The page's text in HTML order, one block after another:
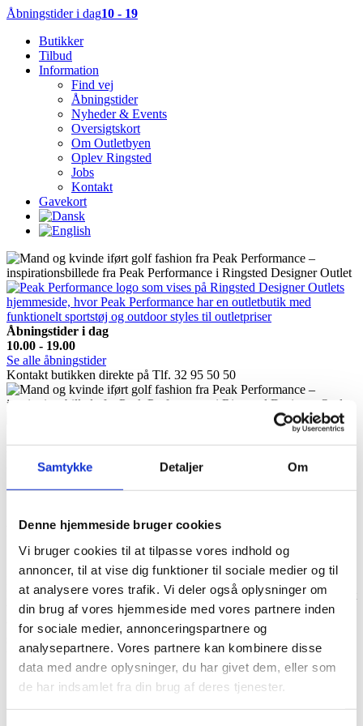
Samtykke Detaljer Om
Denne hjemmeside bruger cookies
Vi bruger cookies til at tilpasse vores indhold og
annoncer, til at vise dig funktioner til sociale medier og til
at analysere vores trafik. Vi deler også oplysninger om
din brug af vores hjemmeside med vores partnere inden
for sociale medier, annonceringspartnere og
analysepartnere. Vores partnere kan kombinere disse
data med andre oplysninger, du har givet dem, eller som
de har indsamlet fra din brug af deres tjenester.
Åbningstider i dag10 - 19
Butikker
Tilbud
Information
Find vej
Åbningstider
Nyheder & Events
Oversigtskort
Om Outletbyen
Oplev Ringsted
Jobs
Kontakt
Gavekort
Åbningstider i dag
10.00 - 19.00
Se alle åbningstider
Kontakt butikken direkte på Tlf. 32 95 50 50
PEAK PERFORMANCE
OUTLET
PEAK PERFORMANCE I Ringsted Designer
Outlet – SPORT OG NATUR
Kærlighed til sport. Kærlighed til naturen. Principperne hos Peak
Performance er de samme i dag, som for næsten 35 år siden. Mærket
blev grundlagt i Åre i 1986, i hjertet af Sveriges store nordlige
vildmark. Peak Performance skaber teknisk avanceret og innovativt
skiudstyr, udendørsudstyr, golf– og træningstøj, samt tidløst casual
wear.
OM PEAK PERFORMANCE – EVENTYRLYST